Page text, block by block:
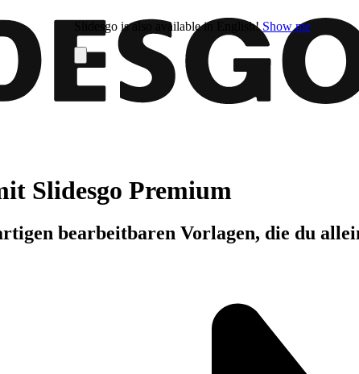
Slidesgo is also available in English! Show me
Slidesgo Premium
bearbeitbaren Vorlagen, die du